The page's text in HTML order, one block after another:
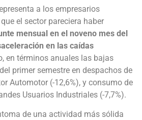
a los empresarios
el sector pareciera haber
mensual en el noveno mes del
en las caídas
en términos anuales las bajas
primer semestre en despachos de
Automotor (-12,6%), y consumo de
Usuarios Industriales (-7,7%).
de una actividad más sólida